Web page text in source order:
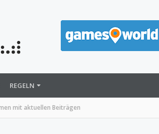
mit aktuellen Beiträgen
REGELN